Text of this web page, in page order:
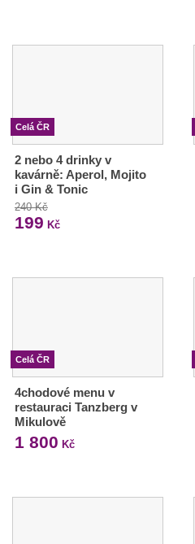
Celá ČR
2 nebo 4 drinky v
kavárně: Aperol, Mojito
i Gin & Tonic
240 Kč
199 Kč
Celá ČR
4chodové menu v
restauraci Tanzberg v
Mikulově
1 800 Kč